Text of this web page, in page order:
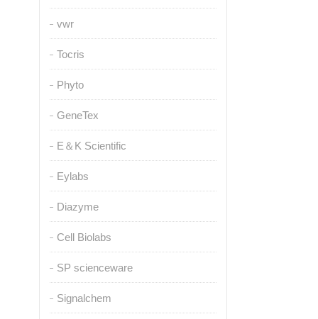
vwr
Tocris
Phyto
GeneTex
E＆K Scientific
Eylabs
Diazyme
Cell Biolabs
SP scienceware
Signalchem